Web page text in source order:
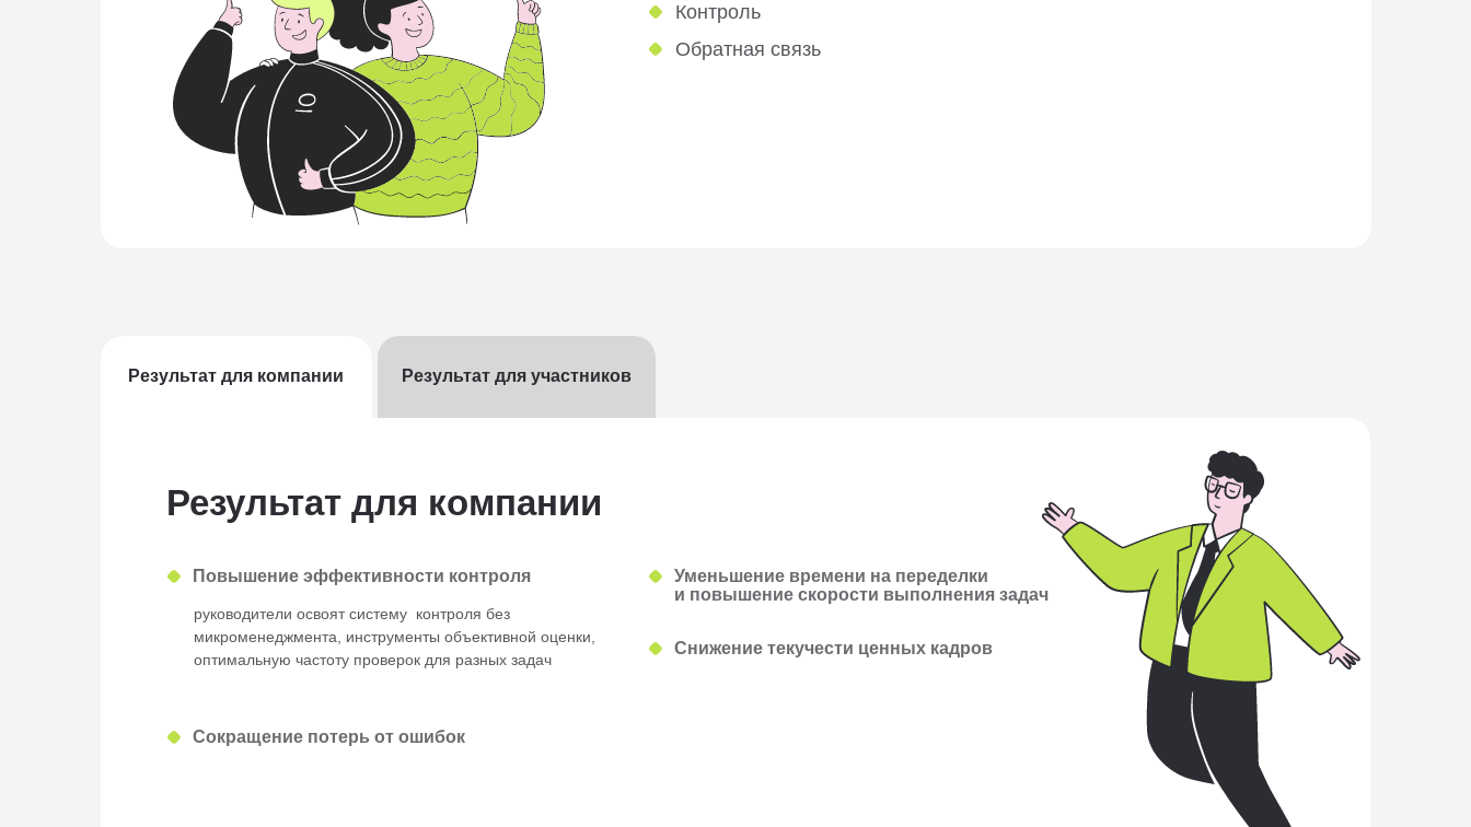
Контроль
Обратная связь
Результат для участников
Результат для компании
Результат для компании
Результат для компании
Снижение текучести ценных кадров
Сокращение потерь от ошибок
Уменьшение времени на переделки
и повышение скорости выполнения задач
руководители освоят систему контроля без
микроменеджмента, инструменты объективной оценки,
оптимальную частоту проверок для разных задач
Повышение эффективности контроля